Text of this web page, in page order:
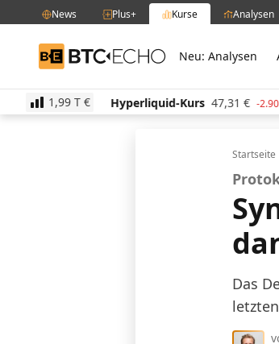
News Plus+ Kurse Analysen
BTC-ECHO Neu: Analysen
1,99 T €
0.30% Hyperliquid-Kurs 47,31 € -2.90%
Startseite
Das